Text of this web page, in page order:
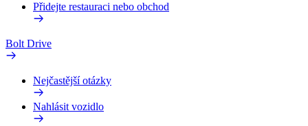
Přidejte restauraci nebo obchod
Bolt Drive
Nejčastější otázky
Nahlásit vozidlo